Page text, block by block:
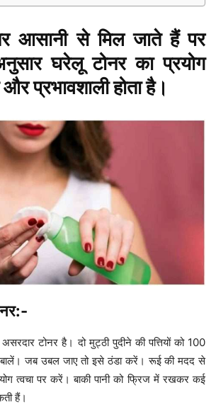
आसानी से मिल जाते हैं पर
घरेलू टोनर का प्रयोग
और प्रभावशाली होता है।
टोनर है। दो मुट्ठी पुदीने की पत्तियों को 100
उबालें। जब उबल जाए तो इसे ठंडा करें। रूई की मदद से
त्वचा पर करें। बाकी पानी को फ्रिज में रखकर कई
हैं।